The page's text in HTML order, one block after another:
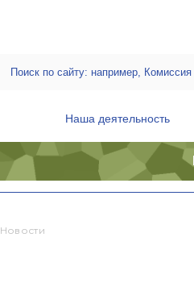
Наша деятельность
Новости